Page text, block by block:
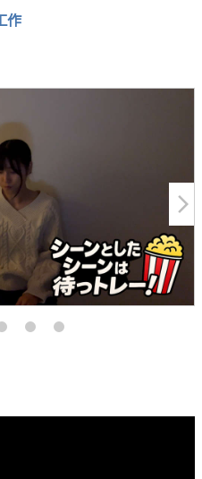
作
arrow_forward_ios